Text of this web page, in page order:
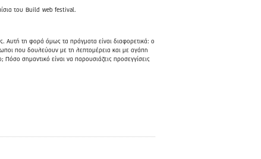
του Build web festival.
Αυτή τη φορά όμως τα πράγματα είναι διαφορετικά: ο
που δουλεύουν με τη λεπτομέρεια και με αγάπη
σημαντικό είναι να παρουσιάζεις προσεγγίσεις